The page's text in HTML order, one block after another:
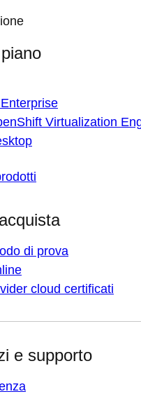
Virtualization
di prova
cloud certificati
e supporto